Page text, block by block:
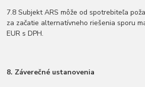
7.8 Subjekt ARS môže od spotrebiteľa
za začatie alternatívneho riešenia sporu
EUR s DPH.
8. Záverečné ustanovenia